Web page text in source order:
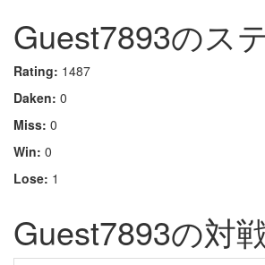
Guest7893のス
Rating: 1487
Daken: 0
Miss: 0
Win: 0
Lose: 1
Guest7893の対